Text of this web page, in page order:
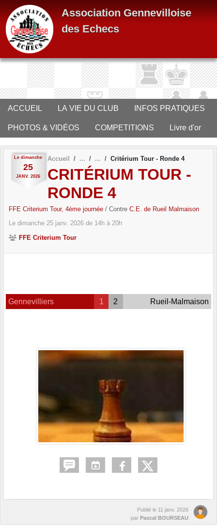
Association Gennevilloise
des Echecs
ACCUEIL LA VIE DU CLUB INFOS PRATIQUES
PHOTOS & VIDÉOS COMPETITIONS Livre d'or
Le dimanche
25
JANV. 2026
Accueil Critérium Tour - Ronde 4
CRITÉRIUM TOUR -
RONDE 4
FFE Criterium Tour, 4ème journée / Contre C.E. de Rueil Malmaison
Le dimanche 25 janv. 2026 de 14h à 20h
FFE Criterium Tour
Gennevilliers 1 2 Rueil-Malmaison
Publié le 11 janv. 2026
par Pascal BOURSEAU
Panneau de gestion des cookies